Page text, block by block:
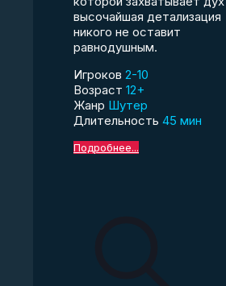
высочайшая детализация
никого не оставит
равнодушным.
Игроков 2-10
Возраст 12+
Жанр Шутер
Длительность 45 мин
Подробнее...